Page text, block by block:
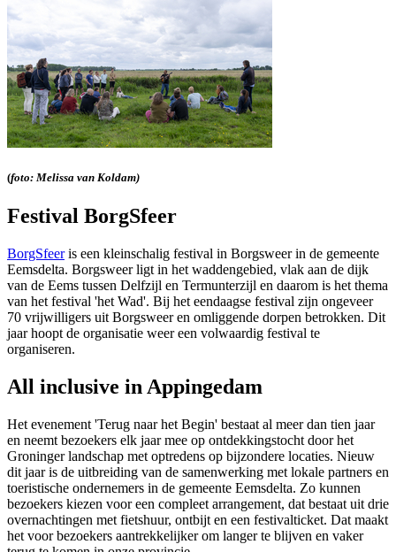
(foto: Melissa van Koldam)
Festival BorgSfeer
BorgSfeeris een kleinschalig festival in Borgsweer in de gemeente
Eemsdelta. Borgsweer ligt in het waddengebied, vlak aan de dijk
van de Eems tussen Delfzijl en Termunterzijl en daarom is het thema
van het festival 'het Wad'. Bij het eendaagse festival zijn ongeveer
70 vrijwilligers uit Borgsweer en omliggende dorpen betrokken. Dit
jaar hoopt de organisatie weer een volwaardig festival te
organiseren.
All inclusive in Appingedam
Het evenement 'Terug naar het Begin' bestaat al meer dan tien jaar
en neemt bezoekers elk jaar mee op ontdekkingstocht door het
Groninger landschap met optredens op bijzondere locaties. Nieuw
dit jaar is de uitbreiding van de samenwerking met lokale partners en
toeristische ondernemers in de gemeente Eemsdelta. Zo kunnen
bezoekers kiezen voor een compleet arrangement, dat bestaat uit drie
overnachtingen met fietshuur, ontbijt en een festivalticket. Dat maakt
het voor bezoekers aantrekkelijker om langer te blijven en vaker